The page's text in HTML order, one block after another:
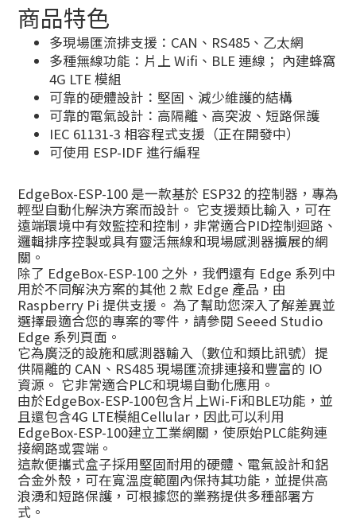
商品特色
多現場匯流排支援：CAN、RS485、乙太網
多種無線功能：片上 Wifi、BLE 連線； 內建蜂窩
4G LTE 模組
可靠的硬體設計：堅固、減少維護的結構
可靠的電氣設計：高隔離、高突波、短路保護
IEC 61131-3 相容程式支援（正在開發中）
可使用 ESP-IDF 進行編程
EdgeBox-ESP-100 是一款基於 ESP32 的控制器，專為
輕型自動化解決方案而設計。 它支援類比輸入，可在
遠端環境中有效監控和控制，非常適合PID控制迴路、
邏輯排序控製或具有靈活無線和現場感測器擴展的網
關。
除了 EdgeBox-ESP-100 之外，我們還有 Edge 系列中
用於不同解決方案的其他 2 款 Edge 產品，由
Raspberry Pi 提供支援。 為了幫助您深入了解差異並
選擇最適合您的專案的零件，請參閱 Seeed Studio
Edge 系列頁面。
它為廣泛的設施和感測器輸入（數位和類比訊號）提
供隔離的 CAN、RS485 現場匯流排連接和豐富的 IO
資源。 它非常適合PLC和現場自動化應用。
由於EdgeBox-ESP-100包含片上Wi-Fi和BLE功能，並
且還包含4G LTE模組Cellular，因此可以利用
EdgeBox-ESP-100建立工業網關，使原始PLC能夠連
接網路或雲端。
這款便攜式盒子採用堅固耐用的硬體、電氣設計和鋁
合金外殼，可在寬溫度範圍內保持其功能，並提供高
浪湧和短路保護，可根據您的業務提供多種部署方
式。